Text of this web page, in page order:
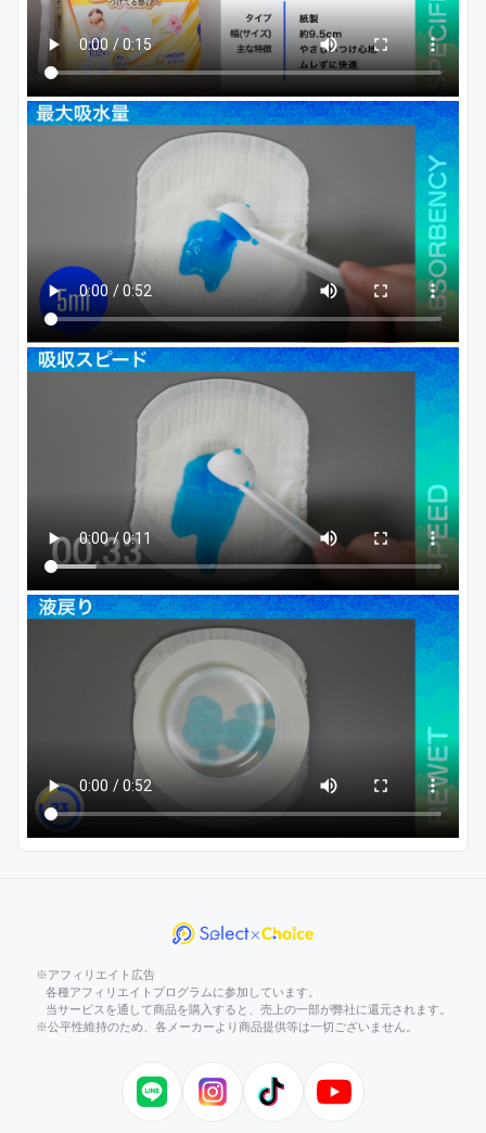
※アフィリエイト広告
各種アフィリエイトプログラムに参加しています。
当サービスを通して商品を購入すると、売上の一部が弊社に還元されます。
※公平性維持のため、各メーカーより商品提供等は一切ございません。
LINE InstagramTikTok YouTube